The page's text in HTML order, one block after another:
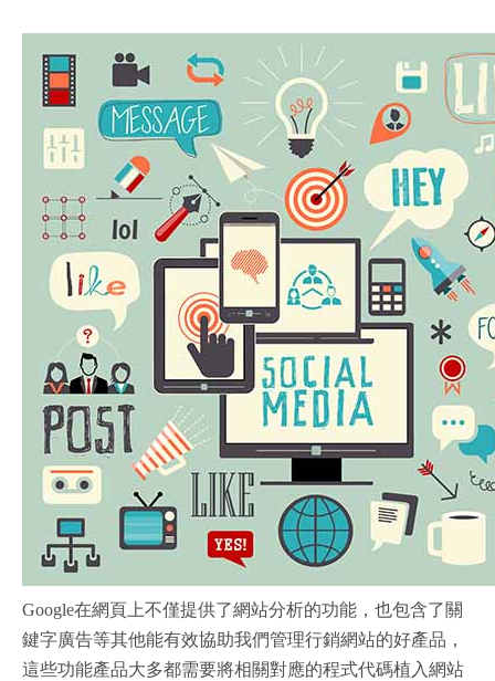
Google在網頁上不僅提供了網站分析的功能，也包含了關
鍵字廣告等其他能有效協助我們管理行銷網站的好產品，
這些功能產品大多都需要將相關對應的程式代碼植入網站